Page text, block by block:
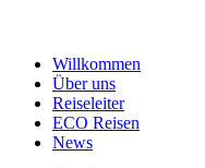
Willkommen
Über uns
Reiseleiter
ECO Reisen
News